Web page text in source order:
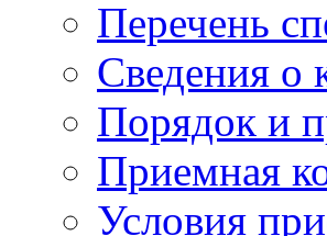
Перечень
Cведения о
Порядок и
Приемная
Условия